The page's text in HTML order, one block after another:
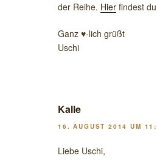
der Reihe. Hier findest
Ganz ♥-lich grüßt
Uschi
Kalle
16. AUGUST 2014 UM
Liebe Uschi,